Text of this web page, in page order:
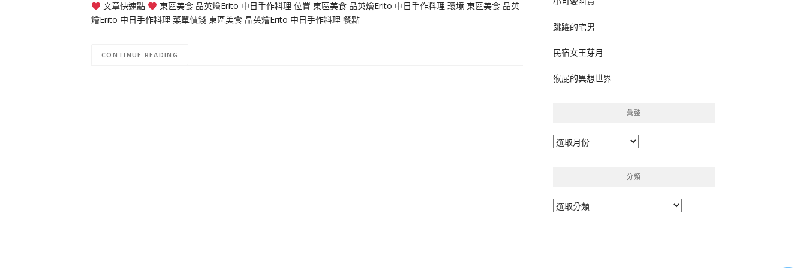
文章快速點
東區美食 晶英燴Erito 中日手作料理 位置 東區美食 晶英燴Erito 中日手作料理 環境 東區美食 晶英
燴Erito 中日手作料理 菜單價錢 東區美食 晶英燴Erito 中日手作料理 餐點
CONTINUE READING
跳躍的宅男
民宿女王芽月
猴屁的異想世界
彙整
彙
分類
分